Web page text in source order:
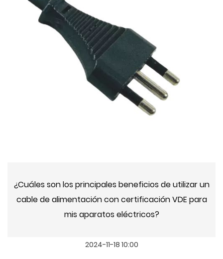
¿Cuáles son los principales beneficios de utilizar un
cable de alimentación con certificación VDE para
mis aparatos eléctricos?
2024-11-18 10:00